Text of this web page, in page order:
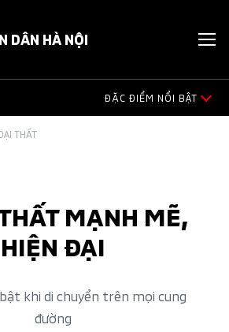
DÂN HÀ NỘI
ĐẶC ĐIỂM NỔI BẬT
KHÔNG GIAN NỘI THẤT
VẬN HÀNH
THẤT
MẠNH MẼ,
HIỆN ĐẠI
khi di chuyển trên mọi cung
đường